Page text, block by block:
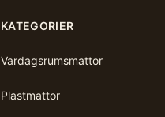
KATEGORIER
Vardagsrumsmattor
Plastmattor